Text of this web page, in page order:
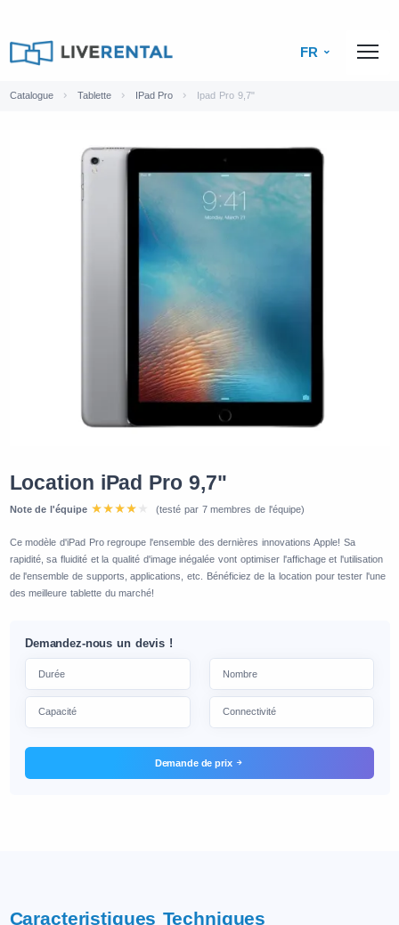
FR
Catalogue Tablette IPad Pro Ipad Pro 9,7"
Location iPad Pro 9,7"
Note de l'équipe (testé par 7 membres de l'équipe)
Ce modèle d'iPad Pro regroupe l'ensemble des dernières innovations Apple! Sa
rapidité, sa fluidité et la qualité d'image inégalée vont optimiser l'affichage et l'utilisation
de l'ensemble de supports, applications, etc. Bénéficiez de la location pour tester l'une
des meilleure tablette du marché!
Demandez-nous un devis !
Demande de prix
Caracteristiques Techniques